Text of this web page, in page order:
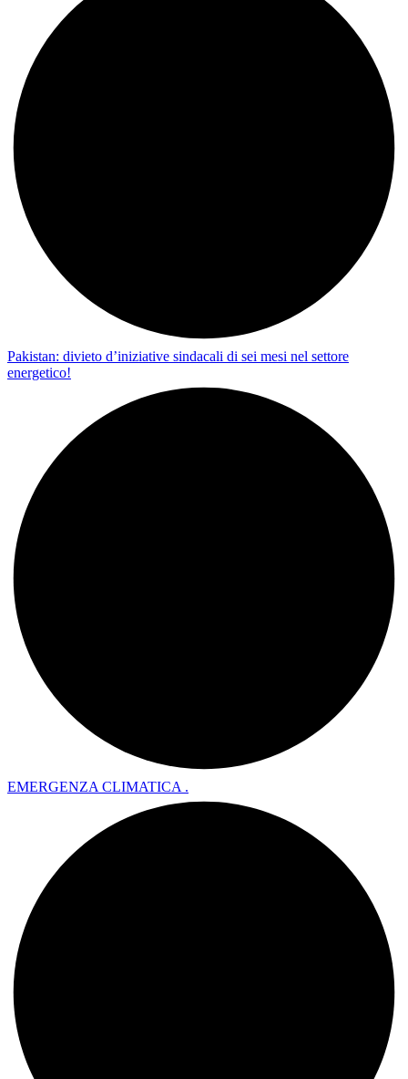
Pakistan: divieto d’iniziative sindacali di sei mesi nel settore
energetico!
EMERGENZA CLIMATICA .